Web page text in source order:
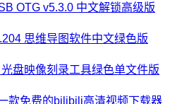
OTG v5.3.0 中文解锁高级版
思维导图软件中文绿色版
盘映像刻录工具绿色单文件版
款免费的bilibili高清视频下载器